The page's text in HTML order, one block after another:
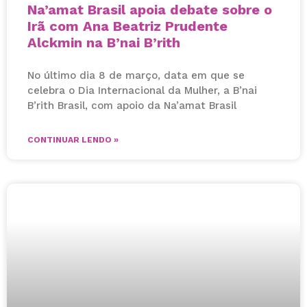
Na’amat Brasil apoia debate sobre o
Irã com Ana Beatriz Prudente
Alckmin na B’nai B’rith
No último dia 8 de março, data em que se
celebra o Dia Internacional da Mulher, a B’nai
B’rith Brasil, com apoio da Na’amat Brasil
CONTINUAR LENDO »